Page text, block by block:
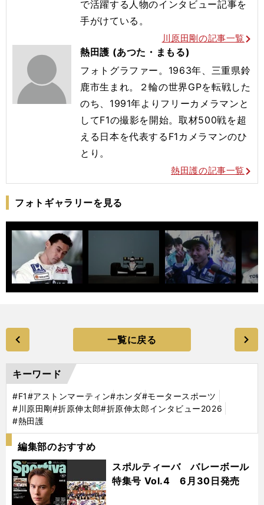
で活躍する人物のインタビュー記事を
手がけている。
川原田剛の記事一覧
熱田護 (あつた・まもる)
フォトグラファー。1963年、三重県鈴
鹿市生まれ。２輪の世界GPを転戦した
のち、1991年よりフリーカメラマンと
してF1の撮影を開始。取材500戦を超
える日本を代表するF1カメラマンのひ
とり。
熱田護の記事一覧
フォトギャラリーを見る
一覧に戻る
キーワード
#F1#アストンマーティン#ホンダ#モータースポーツ
#川原田剛#折原伸太郎#折原伸太郎インタビュー2026
#熱田護
編集部のおすすめ
スポルティーバ バレーボール
特集号 Vol.4 6月30日発売